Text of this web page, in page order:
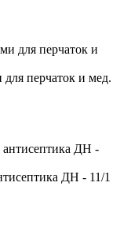
перчаток и мед.
ДН - 11/1